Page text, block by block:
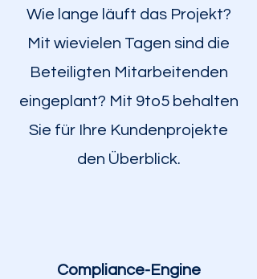
Wie lange läuft das Projekt?
Mit wievielen Tagen sind die
Beteiligten Mitarbeitenden
eingeplant? Mit 9to5 behalten
Sie für Ihre Kundenprojekte
den Überblick.
Compliance-Engine